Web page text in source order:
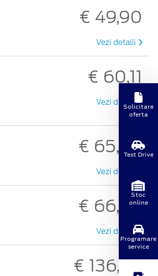
€ 49,90
Vezi detalii
€ 60,11
Vezi detalii
€ 65,90
Vezi detalii
€ 66,30
Vezi detalii
€ 136,56
Solicitare
oferta
Test Drive
Stoc
online
Programare
service